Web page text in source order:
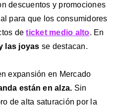
descuentos y promociones
para que los consumidores
deticket medio alto. En
las joyas se destacan.
expansión en Mercado
están en alza. Sin
de alta saturación por la